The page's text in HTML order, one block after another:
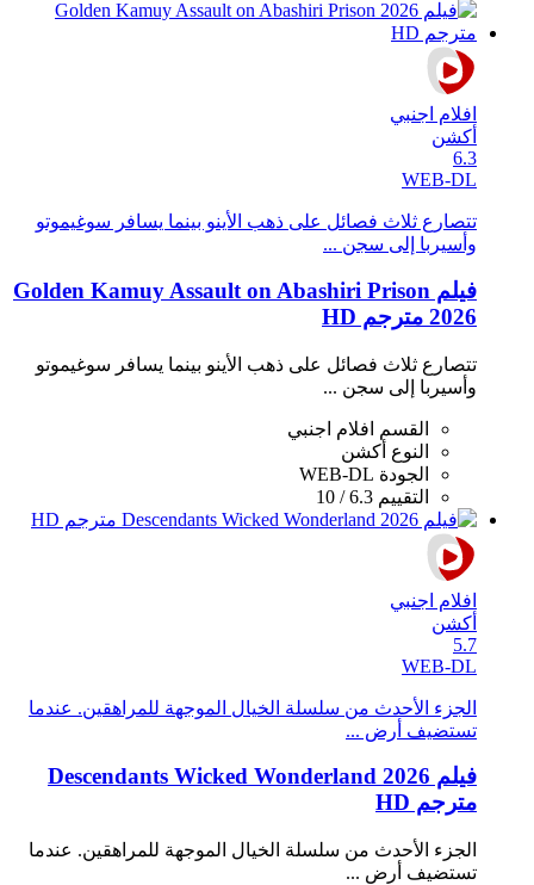
افلام اجنبي
أكشن
6.3
WEB-DL
تتصارع ثلاث فصائل على ذهب الأينو بينما يسافر سوغيموتو
وأسيربا إلى سجن ...
فيلم Golden Kamuy Assault on Abashiri Prison
2026 مترجم HD
تتصارع ثلاث فصائل على ذهب الأينو بينما يسافر سوغيموتو
وأسيربا إلى سجن ...
القسم
افلام اجنبي
النوع أكشن
الجودة WEB-DL
التقييم 6.3 / 10
افلام اجنبي
أكشن
5.7
WEB-DL
الجزء الأحدث من سلسلة الخيال الموجهة للمراهقين. عندما
تستضيف أرض ...
فيلم Descendants Wicked Wonderland 2026
مترجم HD
الجزء الأحدث من سلسلة الخيال الموجهة للمراهقين. عندما
تستضيف أرض ...